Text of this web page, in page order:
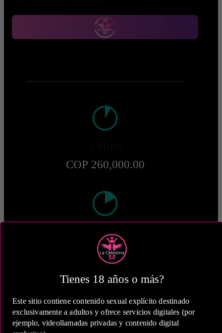
Tienes 18 años o más?
Este sitio contiene contenido sexual explícito destinado
exclusivamente a adultos y ofrece servicios digitales (por
ejemplo, videollamadas privadas y contenido digital
COP 260,000.00
2 Horas
COP 420,000.00
5 Horas